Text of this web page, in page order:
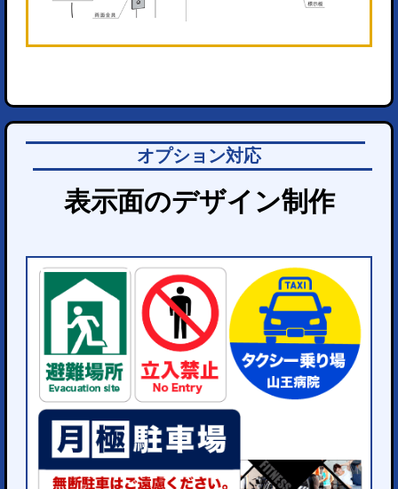
オプション対応
表示面のデザイン制作